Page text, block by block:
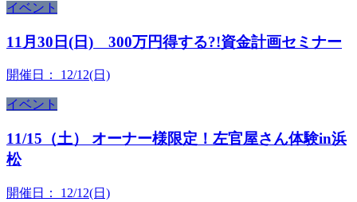
イベント
11月30日(日) 300万円得する?!資金計画セミナー
開催日： 12/12(日)
イベント
11/15（土） オーナー様限定！左官屋さん体験in浜
松
開催日： 12/12(日)